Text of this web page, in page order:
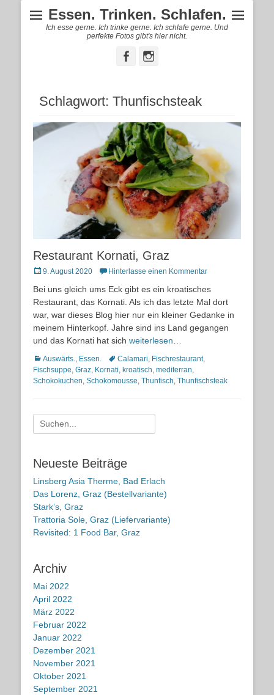
Essen. Trinken. Schlafen.
Ich esse gerne. Ich trinke gerne. Ich schlafe gerne. Und
perfekte Fotos gibt's hier nicht.
FacebookInstagram
Schlagwort: Thunfischsteak
Restaurant Kornati, Graz
Posted
9. August 2020 Hinterlasse einen Kommentar
Bei uns gleich ums Eck gibt es ein kroatisches
Restaurant, das Kornati. Als ich das letzte Mal dort
war, war dieses Blog hier nur ein kleiner Gedanke in
meinem Hinterkopf. Jahre sind ins Land gegangen
und das Kornati hat sich weiterlesen…
Kategorien
Auswärts., Essen. Schlagworte
Calamari, Fischrestaurant,
Fischsuppe, Graz, Kornati, kroatisch, mediterran,
Schokokuchen, Schokomousse, Thunfisch, Thunfischsteak
Suche
nach:
Neueste Beiträge
Linsberg Asia Therme, Bad Erlach
Das Lorenz, Graz (Bestellvariante)
Stark’s, Graz
Trattoria Sole, Graz (Liefervariante)
Revisited: 1 Food Bar, Graz
Archiv
Mai 2022
April 2022
März 2022
Februar 2022
Januar 2022
Dezember 2021
November 2021
Oktober 2021
September 2021